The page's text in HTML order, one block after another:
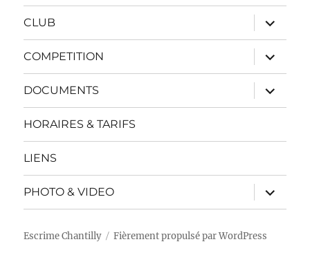
CLUB
ouvrir
le
sous-
menu
COMPETITION
ouvrir
le
sous-
menu
DOCUMENTS
ouvrir
le
sous-
HORAIRES & TARIFS
LIENS
PHOTO & VIDEO
ouvrir
le
sous-
Escrime Chantilly Fièrement propulsé par WordPress